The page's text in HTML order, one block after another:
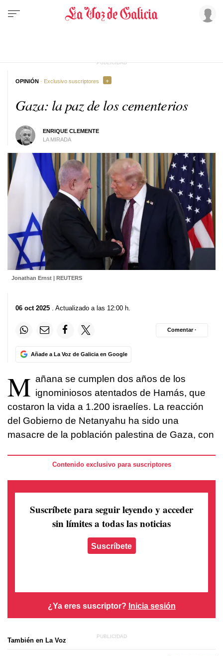
Gaza: la paz de los cementerios
ENRIQUE CLEMENTE
LA MIRADA
OPINIÓN · Exclusivo suscriptores
Jonathan Ernst | REUTERS
06 oct 2025 . Actualizado a las 12:00 h.
Añade a La Voz de Galicia en Google
Comentar ·
M añana se cumplen dos años de los
ignominiosos atentados de Hamás, que
costaron la vida a 1.200 israelíes. La reacción
del Gobierno de Netanyahu ha sido una
masacre de la población palestina de Gaza, con
Contenido exclusivo para suscriptores
Suscríbete para seguir leyendo y acceder
sin límites a todas las noticias
Suscríbete
¿Ya eres suscriptor? Inicia sesión
También en La Voz